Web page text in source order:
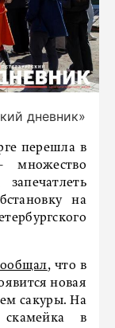
дневник»
перешла в
множество
на
, что в
новая
сакуры. На
в